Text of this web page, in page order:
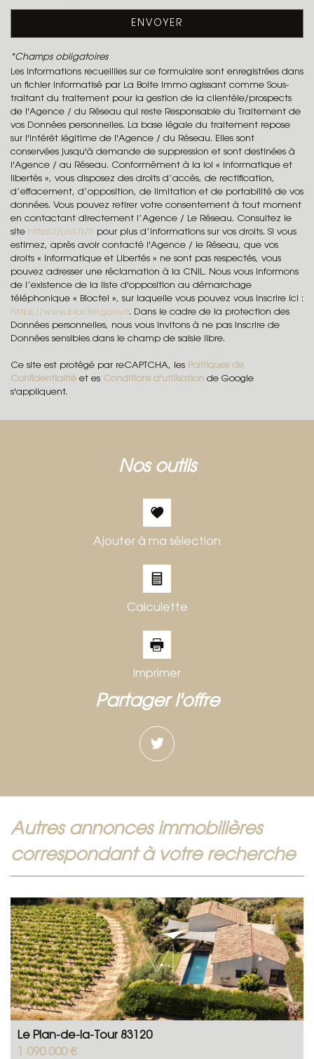
Taxe habitation 18,99 %
Taxe foncière 13,79 %
Habitants de moins de 25 ans 27,64 %
Habitants de 25 à 55 ans
Habitants de plus de 55 ans 32,59 %
Nombre d'enfants par famille
Familles sans enfant 49,02 %
Familles avec 1 ou 2 enfants 45,81 %
Maisons 79,24 %
Appartements 20,76 %
Familles avec 3 enfants
ENVOYER
*Champs obligatoires
Les informations recueillies sur ce formulaire sont enregistrées dans
un fichier informatisé par La Boite Immo agissant comme Sous-
traitant du traitement pour la gestion de la clientèle/prospects
de l'Agence / du Réseau qui reste Responsable du Traitement de
vos Données personnelles. La base légale du traitement repose
sur l'intérêt légitime de l'Agence / du Réseau. Elles sont
conservées jusqu'à demande de suppression et sont destinées à
l'Agence / au Réseau. Conformément à la loi « informatique et
libertés », vous disposez des droits d’accès, de rectification,
d’effacement, d’opposition, de limitation et de portabilité de vos
données. Vous pouvez retirer votre consentement à tout moment
en contactant directement l’Agence / Le Réseau. Consultez le
site https://cnil.fr/fr pour plus d’informations sur vos droits. Si vous
estimez, après avoir contacté l'Agence / le Réseau, que vos
droits « Informatique et Libertés » ne sont pas respectés, vous
pouvez adresser une réclamation à la CNIL. Nous vous informons
de l’existence de la liste d'opposition au démarchage
téléphonique « Bloctel », sur laquelle vous pouvez vous inscrire ici :
https://www.bloctel.gouv.fr. Dans le cadre de la protection des
Données personnelles, nous vous invitons à ne pas inscrire de
Données sensibles dans le champ de saisie libre.
Ce site est protégé par reCAPTCHA, les Politiques de
Confidentialité et es Conditions d'utilisation de Google
s'appliquent.
nos outils
Ajouter à ma sélection
Calculette
Imprimer
partager l'offre
autres annonces immobilières
correspondant à votre recherche
Le Plan-de-la-Tour 83120
1 090 000 €